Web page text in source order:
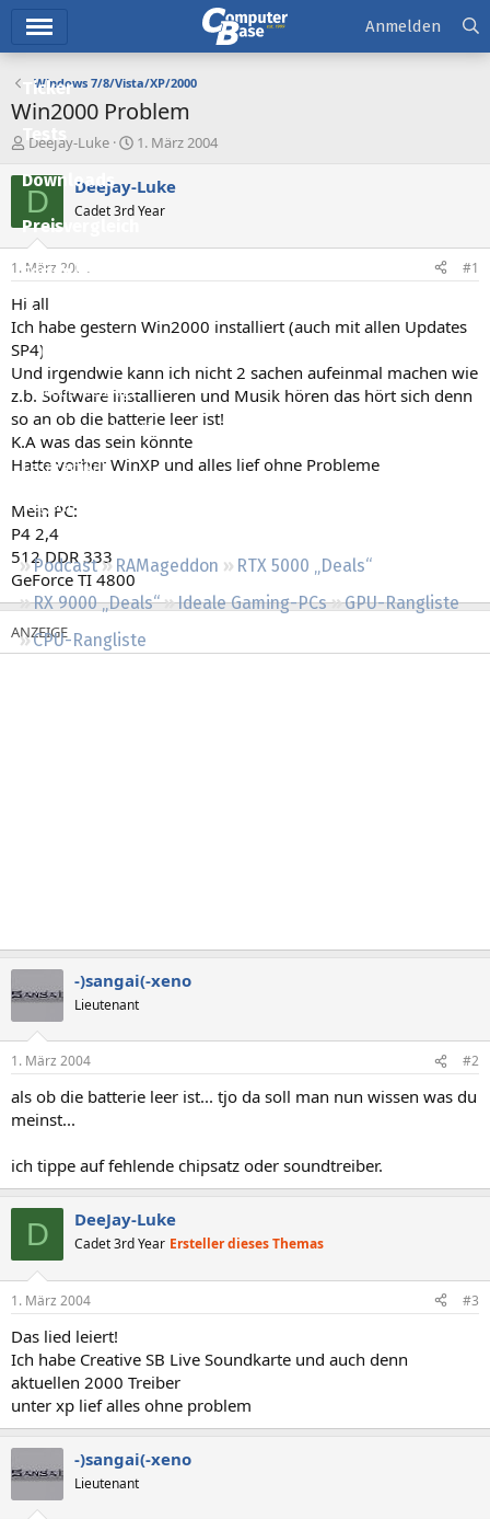
Ticker
Tests
Downloads
Preisvergleich
Forum
Aktuelles
Empfohlene Inhalte
Neue Beiträge
Neueste Aktivitäten
Leserartikel
Regeln
Podcast RAMageddon
RTX 5000 „Deals“
RX 9000 „Deals“
Ideale Gaming-PCs
GPU-Rangliste
CPU-Rangliste
Anmelden
Windows 7/8/Vista/XP/2000
Win2000 Problem
E
s
e
l
e
DeeJay-Luke
E
s
e
t
m
1. März 2004
D DeeJay-Luke
Cadet 3rd Year
1. März 2004 #1
Hi all
Ich habe gestern Win2000 installiert (auch mit allen Updates
SP4)
Und irgendwie kann ich nicht 2 sachen aufeinmal machen wie
z.b. Software installieren und Musik hören das hört sich denn
so an ob die batterie leer ist!
K.A was das sein könnte
Hatte vorher WinXP und alles lief ohne Probleme
Mein PC:
P4 2,4
512 DDR 333
GeForce TI 4800
-)sangai(-xeno
Lieutenant
1. März 2004 #2
als ob die batterie leer ist... tjo da soll man nun wissen was du
meinst...
ich tippe auf fehlende chipsatz oder soundtreiber.
D DeeJay-Luke
Cadet 3rd Year Ersteller dieses Themas
1. März 2004 #3
Das lied leiert!
Ich habe Creative SB Live Soundkarte und auch denn
aktuellen 2000 Treiber
unter xp lief alles ohne problem
-)sangai(-xeno
Lieutenant